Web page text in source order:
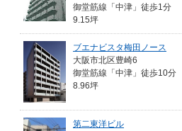
御堂筋線「中津」徒歩1分
9.15坪
ブエナビスタ梅田ノース
大阪市北区豊崎6
御堂筋線「中津」徒歩10分
8.96坪
第二東洋ビル